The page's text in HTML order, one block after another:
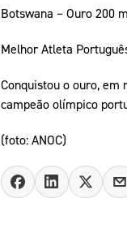
Botswana – Ouro 200
Melhor Atleta
Conquistou o ouro, em
campeão olímpico
(foto: ANOC)